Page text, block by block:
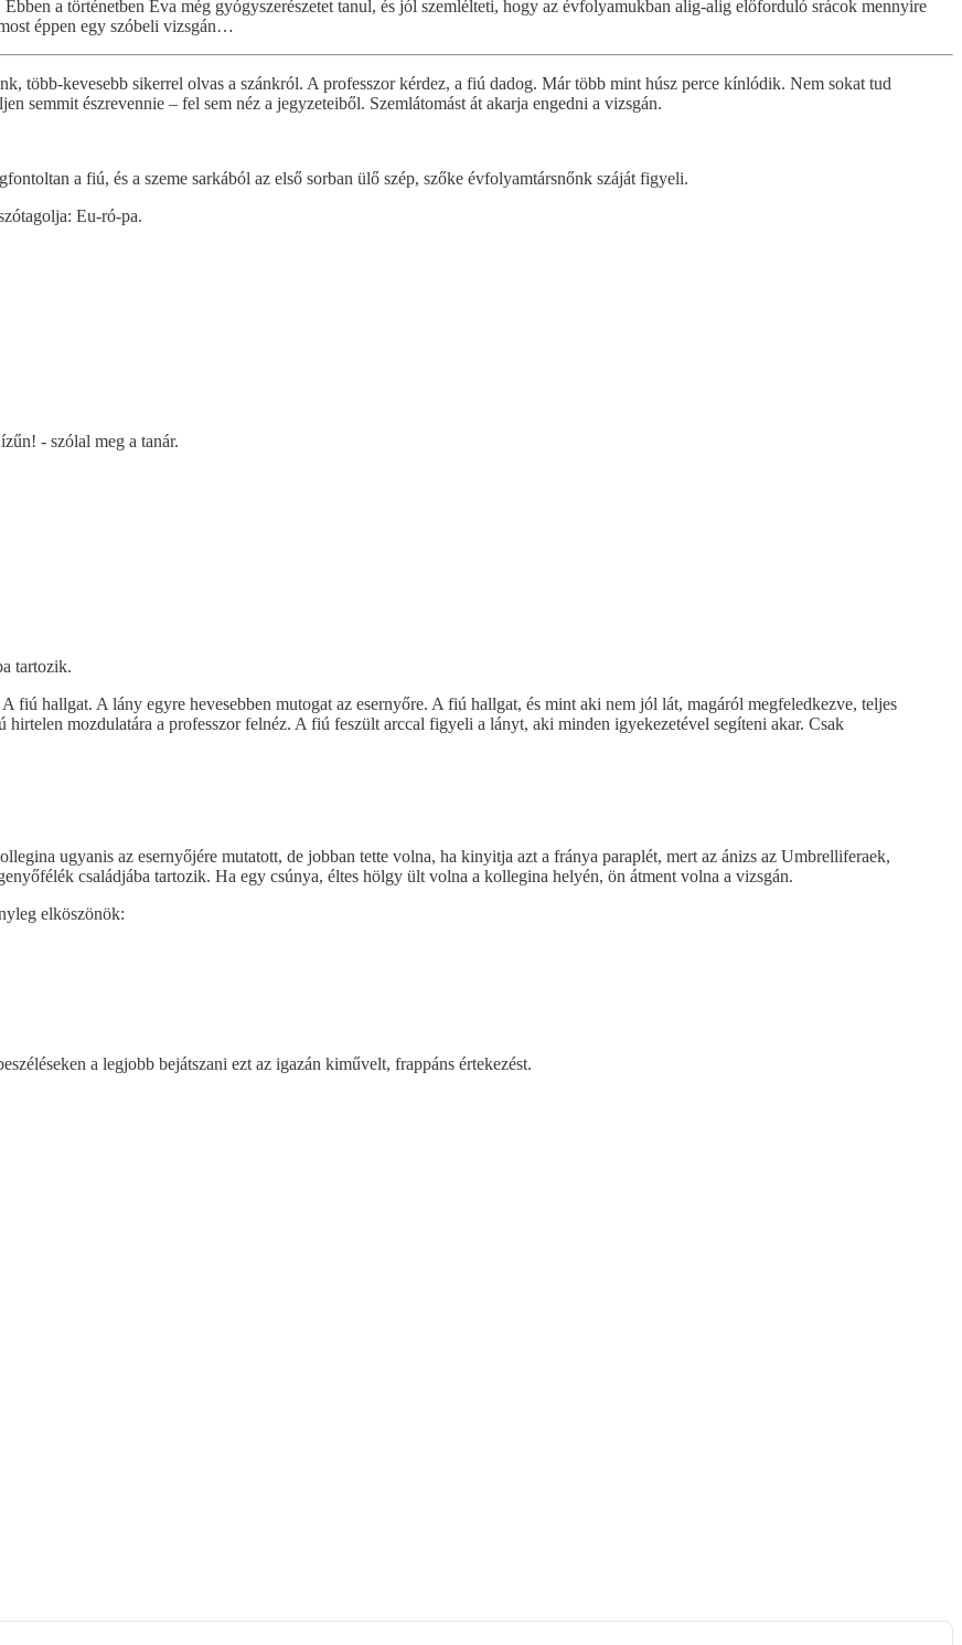
Ebben a történetben Éva még gyógyszerészetet tanul, és jól szemlélteti, hogy az évfolyamukban alig-alig előforduló srácok mennyire
éppen egy szóbeli vizsgán…
több-kevesebb sikerrel olvas a szánkról. A professzor kérdez, a fiú dadog. Már több mint húsz perce kínlódik. Nem sokat tud
semmit észrevennie – fel sem néz a jegyzeteiből. Szemlátomást át akarja engedni a vizsgán.
a fiú, és a szeme sarkából az első sorban ülő szép, szőke évfolyamtársnőnk száját figyeli.
Eu-ró-pa.
- szólal meg a tanár.
tartozik.
fiú hallgat. A lány egyre hevesebben mutogat az esernyőre. A fiú hallgat, és mint aki nem jól lát, magáról megfeledkezve, teljes
mozdulatára a professzor felnéz. A fiú feszült arccal figyeli a lányt, aki minden igyekezetével segíteni akar. Csak
ugyanis az esernyőjére mutatott, de jobban tette volna, ha kinyitja azt a fránya paraplét, mert az ánizs az Umbrelliferaek,
családjába tartozik. Ha egy csúnya, éltes hölgy ült volna a kollegina helyén, ön átment volna a vizsgán.
elköszönök:
a legjobb bejátszani ezt az igazán kiművelt, frappáns értekezést.